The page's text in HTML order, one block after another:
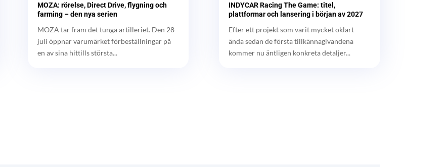
MOZA: rörelse, Direct Drive, flygning och
farming – den nya serien
MOZA tar fram det tunga artilleriet. Den 28
juli öppnar varumärket förbeställningar på
en av sina hittills största...
INDYCAR Racing The Game: titel,
plattformar och lansering i början av 2027
Efter ett projekt som varit mycket oklart
ända sedan de första tillkännagivandena
kommer nu äntligen konkreta detaljer...